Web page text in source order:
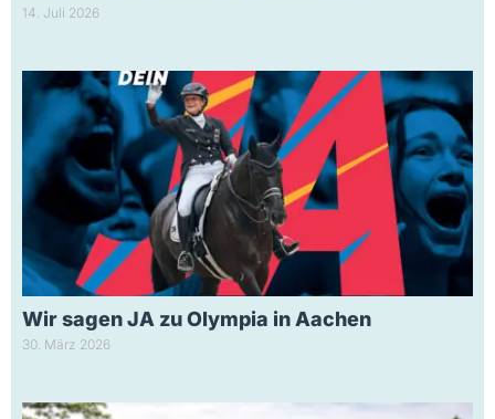
14. Juli 2026
Wir sagen JA zu Olympia in Aachen
30. März 2026